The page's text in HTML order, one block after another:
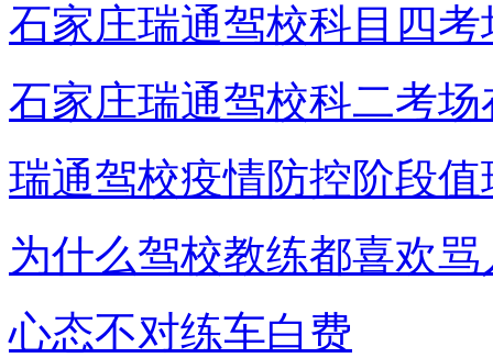
石家庄瑞通驾校科目四
石家庄瑞通驾校科二考场
瑞通驾校疫情防控阶段值
为什么驾校教练都喜欢骂
心态不对练车白费